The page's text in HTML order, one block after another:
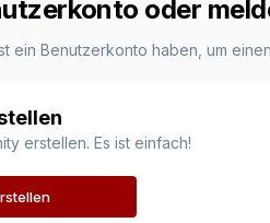
oder
ein Benutzerkonto haben, um
erstellen. Es ist einfach!